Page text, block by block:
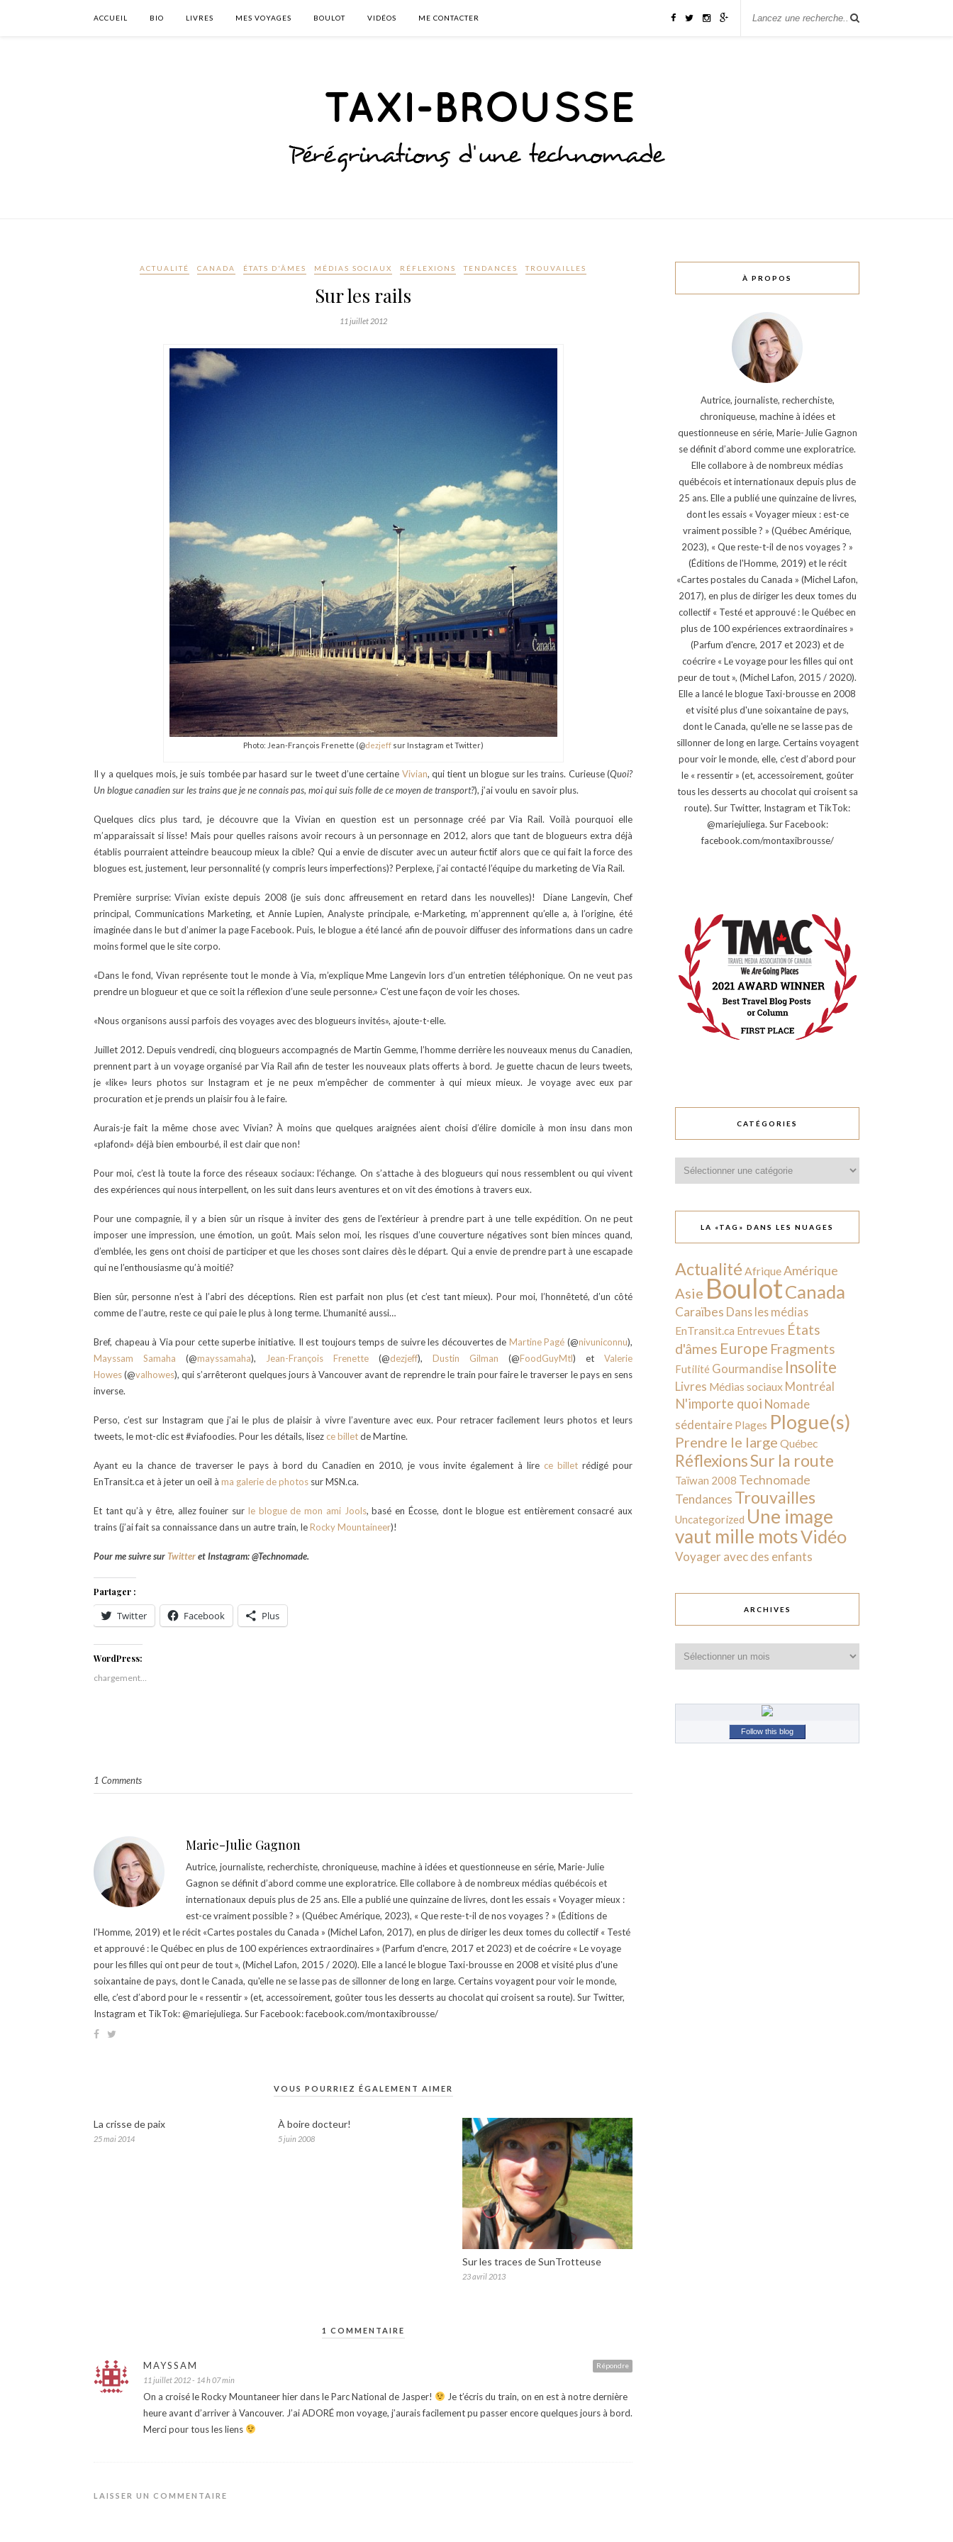
ACCUEIL BIO LIVRES MES VOYAGES BOULOT VIDÉOS ME CONTACTER
ACTUALITÉ CANADA ÉTATS D'ÂMES MÉDIAS SOCIAUX RÉFLEXIONS TENDANCES TROUVAILLES
Sur les rails
11 juillet 2012
Photo: Jean-François Frenette (@dezjeffsur Instagram et Twitter)
Il y a quelques mois, je suis tombée par hasard sur le tweet d’une certaine Vivian, qui tient un blogue sur les trains. Curieuse (Quoi?
Un blogue canadien sur les trains que je ne connais pas, moi qui suis folle de ce moyen de transport?), j’ai voulu en savoir plus.
Quelques clics plus tard, je découvre que la Vivian en question est un personnage créé par Via Rail. Voilà pourquoi elle
m’apparaissait si lisse! Mais pour quelles raisons avoir recours à un personnage en 2012, alors que tant de blogueurs extra déjà
établis pourraient atteindre beaucoup mieux la cible? Qui a envie de discuter avec un auteur fictif alors que ce qui fait la force des
blogues est, justement, leur personnalité (y compris leurs imperfections)? Perplexe, j’ai contacté l’équipe du marketing de Via Rail.
Première surprise: Vivian existe depuis 2008 (je suis donc affreusement en retard dans les nouvelles)! Diane Langevin, Chef
principal, Communications Marketing, et Annie Lupien, Analyste principale, e-Marketing, m’apprennent qu’elle a, à l’origine, été
imaginée dans le but d’animer la page Facebook. Puis, le blogue a été lancé afin de pouvoir diffuser des informations dans un cadre
moins formel que le site corpo.
«Dans le fond, Vivan représente tout le monde à Via, m’explique Mme Langevin lors d’un entretien téléphonique. On ne veut pas
prendre un blogueur et que ce soit la réflexion d’une seule personne.» C’est une façon de voir les choses.
«Nous organisons aussi parfois des voyages avec des blogueurs invités», ajoute-t-elle.
Juillet 2012. Depuis vendredi, cinq blogueurs accompagnés de Martin Gemme, l’homme derrière les nouveaux menus du Canadien,
prennent part à un voyage organisé par Via Rail afin de tester les nouveaux plats offerts à bord. Je guette chacun de leurs tweets,
je «like» leurs photos sur Instagram et je ne peux m’empêcher de commenter à qui mieux mieux. Je voyage avec eux par
procuration et je prends un plaisir fou à le faire.
Aurais-je fait la même chose avec Vivian? À moins que quelques araignées aient choisi d’élire domicile à mon insu dans mon
«plafond» déjà bien embourbé, il est clair que non!
Pour moi, c’est là toute la force des réseaux sociaux: l’échange. On s’attache à des blogueurs qui nous ressemblent ou qui vivent
des expériences qui nous interpellent, on les suit dans leurs aventures et on vit des émotions à travers eux.
Pour une compagnie, il y a bien sûr un risque à inviter des gens de l’extérieur à prendre part à une telle expédition. On ne peut
imposer une impression, une émotion, un goût. Mais selon moi, les risques d’une couverture négatives sont bien minces quand,
d’emblée, les gens ont choisi de participer et que les choses sont claires dès le départ. Qui a envie de prendre part à une escapade
qui ne l’enthousiasme qu’à moitié?
Bien sûr, personne n’est à l’abri des déceptions. Rien est parfait non plus (et c’est tant mieux). Pour moi, l’honnêteté, d’un côté
comme de l’autre, reste ce qui paie le plus à long terme. L’humanité aussi…
Bref, chapeau à Via pour cette superbe initiative. Il est toujours temps de suivre les découvertes de Martine Pagé (@nivuniconnu),
Mayssam Samaha (@mayssamaha), Jean-François Frenette (@dezjeff), Dustin Gilman (@FoodGuyMtl) et Valerie
Howes(@valhowes), qui s’arrêteront quelques jours à Vancouver avant de reprendre le train pour faire le traverser le pays en sens
inverse.
Perso, c’est sur Instagram que j’ai le plus de plaisir à vivre l’aventure avec eux. Pour retracer facilement leurs photos et leurs
tweets, le mot-clic est #viafoodies. Pour les détails, lisez ce billetde Martine.
Ayant eu la chance de traverser le pays à bord du Canadien en 2010, je vous invite également à lire ce billet rédigé pour
EnTransit.ca et à jeter un oeil à ma galerie de photos sur MSN.ca.
Et tant qu’à y être, allez fouiner sur le blogue de mon ami Jools, basé en Écosse, dont le blogue est entièrement consacré aux
trains (j’ai fait sa connaissance dans un autre train, leRocky Mountaineer)!
Pour me suivre sur Twitteret Instagram: @Technomade.
Partager :
Twitter Facebook Plus
WordPress:
chargement…
1 Comments
Marie-Julie Gagnon
Autrice, journaliste, recherchiste, chroniqueuse, machine à idées et questionneuse en série, Marie-Julie
Gagnon se définit d’abord comme une exploratrice. Elle collabore à de nombreux médias québécois et
internationaux depuis plus de 25 ans. Elle a publié une quinzaine de livres, dont les essais « Voyager mieux :
est-ce vraiment possible ? » (Québec Amérique, 2023), « Que reste-t-il de nos voyages ? » (Éditions de
l'Homme, 2019) et le récit «Cartes postales du Canada » (Michel Lafon, 2017), en plus de diriger les deux tomes du collectif « Testé
et approuvé : le Québec en plus de 100 expériences extraordinaires » (Parfum d'encre, 2017 et 2023) et de coécrire « Le voyage
pour les filles qui ont peur de tout », (Michel Lafon, 2015 / 2020). Elle a lancé le blogue Taxi-brousse en 2008 et visité plus d'une
soixantaine de pays, dont le Canada, qu'elle ne se lasse pas de sillonner de long en large. Certains voyagent pour voir le monde,
elle, c’est d’abord pour le « ressentir » (et, accessoirement, goûter tous les desserts au chocolat qui croisent sa route). Sur Twitter,
Instagram et TikTok: @mariejuliega. Sur Facebook: facebook.com/montaxibrousse/
VOUS POURRIEZ ÉGALEMENT AIMER
La crisse de paix
25 mai 2014
À boire docteur!
5 juin 2008
Sur les traces de SunTrotteuse
23 avril 2013
1 COMMENTAIRE
Répondre
MAYSSAM
11 juillet 2012 - 14 h 07 min
On a croisé le Rocky Mountaneer hier dans le Parc National de Jasper!
Je t’écris du train, on en est à notre dernière
heure avant d’arriver à Vancouver. J’ai ADORÉ mon voyage, j’aurais facilement pu passer encore quelques jours à bord.
Merci pour tous les liens
LAISSER UN COMMENTAIRE
À PROPOS
Autrice, journaliste, recherchiste,
chroniqueuse, machine à idées et
questionneuse en série, Marie-Julie Gagnon
se définit d’abord comme une exploratrice.
Elle collabore à de nombreux médias
québécois et internationaux depuis plus de
25 ans. Elle a publié une quinzaine de livres,
dont les essais « Voyager mieux : est-ce
vraiment possible ? » (Québec Amérique,
2023), « Que reste-t-il de nos voyages ? »
(Éditions de l'Homme, 2019) et le récit
«Cartes postales du Canada » (Michel Lafon,
2017), en plus de diriger les deux tomes du
collectif « Testé et approuvé : le Québec en
plus de 100 expériences extraordinaires »
(Parfum d'encre, 2017 et 2023) et de
coécrire « Le voyage pour les filles qui ont
peur de tout », (Michel Lafon, 2015 / 2020).
Elle a lancé le blogue Taxi-brousse en 2008
et visité plus d'une soixantaine de pays,
dont le Canada, qu'elle ne se lasse pas de
sillonner de long en large. Certains voyagent
pour voir le monde, elle, c’est d’abord pour
le « ressentir » (et, accessoirement, goûter
tous les desserts au chocolat qui croisent sa
route). Sur Twitter, Instagram et TikTok:
@mariejuliega. Sur Facebook:
facebook.com/montaxibrousse/
CATÉGORIES
LA «TAG» DANS LES NUAGES
Actualité AfriqueAmérique
Asie BoulotCanada
Caraïbes Dans les médias
EnTransit.ca Entrevues États
d'âmes Europe Fragments
Futilité Gourmandise Insolite
Livres Médias sociaux Montréal
N'importe quoi Nomade
sédentaire Plages Plogue(s)
Prendre le large Québec
RéflexionsSur la route
Taïwan 2008 Technomade
Tendances Trouvailles
Uncategorized Une image
vaut mille motsVidéo
Voyager avec des enfants
ARCHIVES
Follow this blog